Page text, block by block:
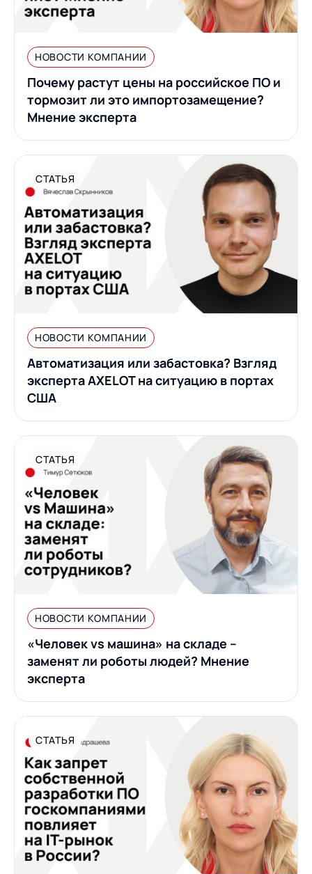
учебных заведений
База знаний
НОВОСТИ КОМПАНИИ
Почему растут цены на российское ПО и
тормозит ли это импортозамещение?
Мнение эксперта
НОВОСТИ КОМПАНИИ
Автоматизация или забастовка? Взгляд
эксперта AXELOT на ситуацию в портах
США
СТАТЬЯ
НОВОСТИ КОМПАНИИ
«Человек vs машина» на складе –
заменят ли роботы людей? Мнение
эксперта
СТАТЬЯ
СТАТЬЯ